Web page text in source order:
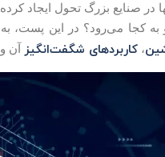
در صنایع بزرگ تحول ایجاد
کجا می‌رود؟ در این پست،
، کاربردهای شگفت‌انگیز آن